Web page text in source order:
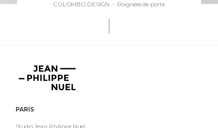
COLOMBO DESIGN - Poignées de porte
Jean-
Philippe
PARIS
Studio Jean-Philippe Nuel